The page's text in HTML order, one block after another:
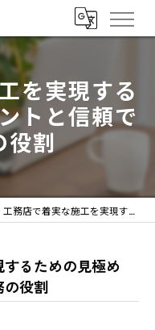
を実現する
トと信頼で
役割
工務店で着実な施工を実現するための見極めポイントと信頼できる工務の役割
るための見極め
の役割